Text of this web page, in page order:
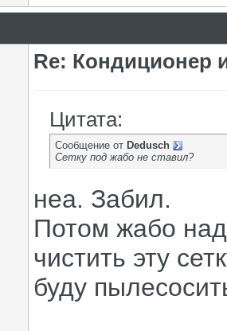
Re: Кондиционер
Цитата:
Сообщение от Dedusch
Сетку под жабо не ставил?
неа. Забил.
Потом жабо
чистить эту
буду